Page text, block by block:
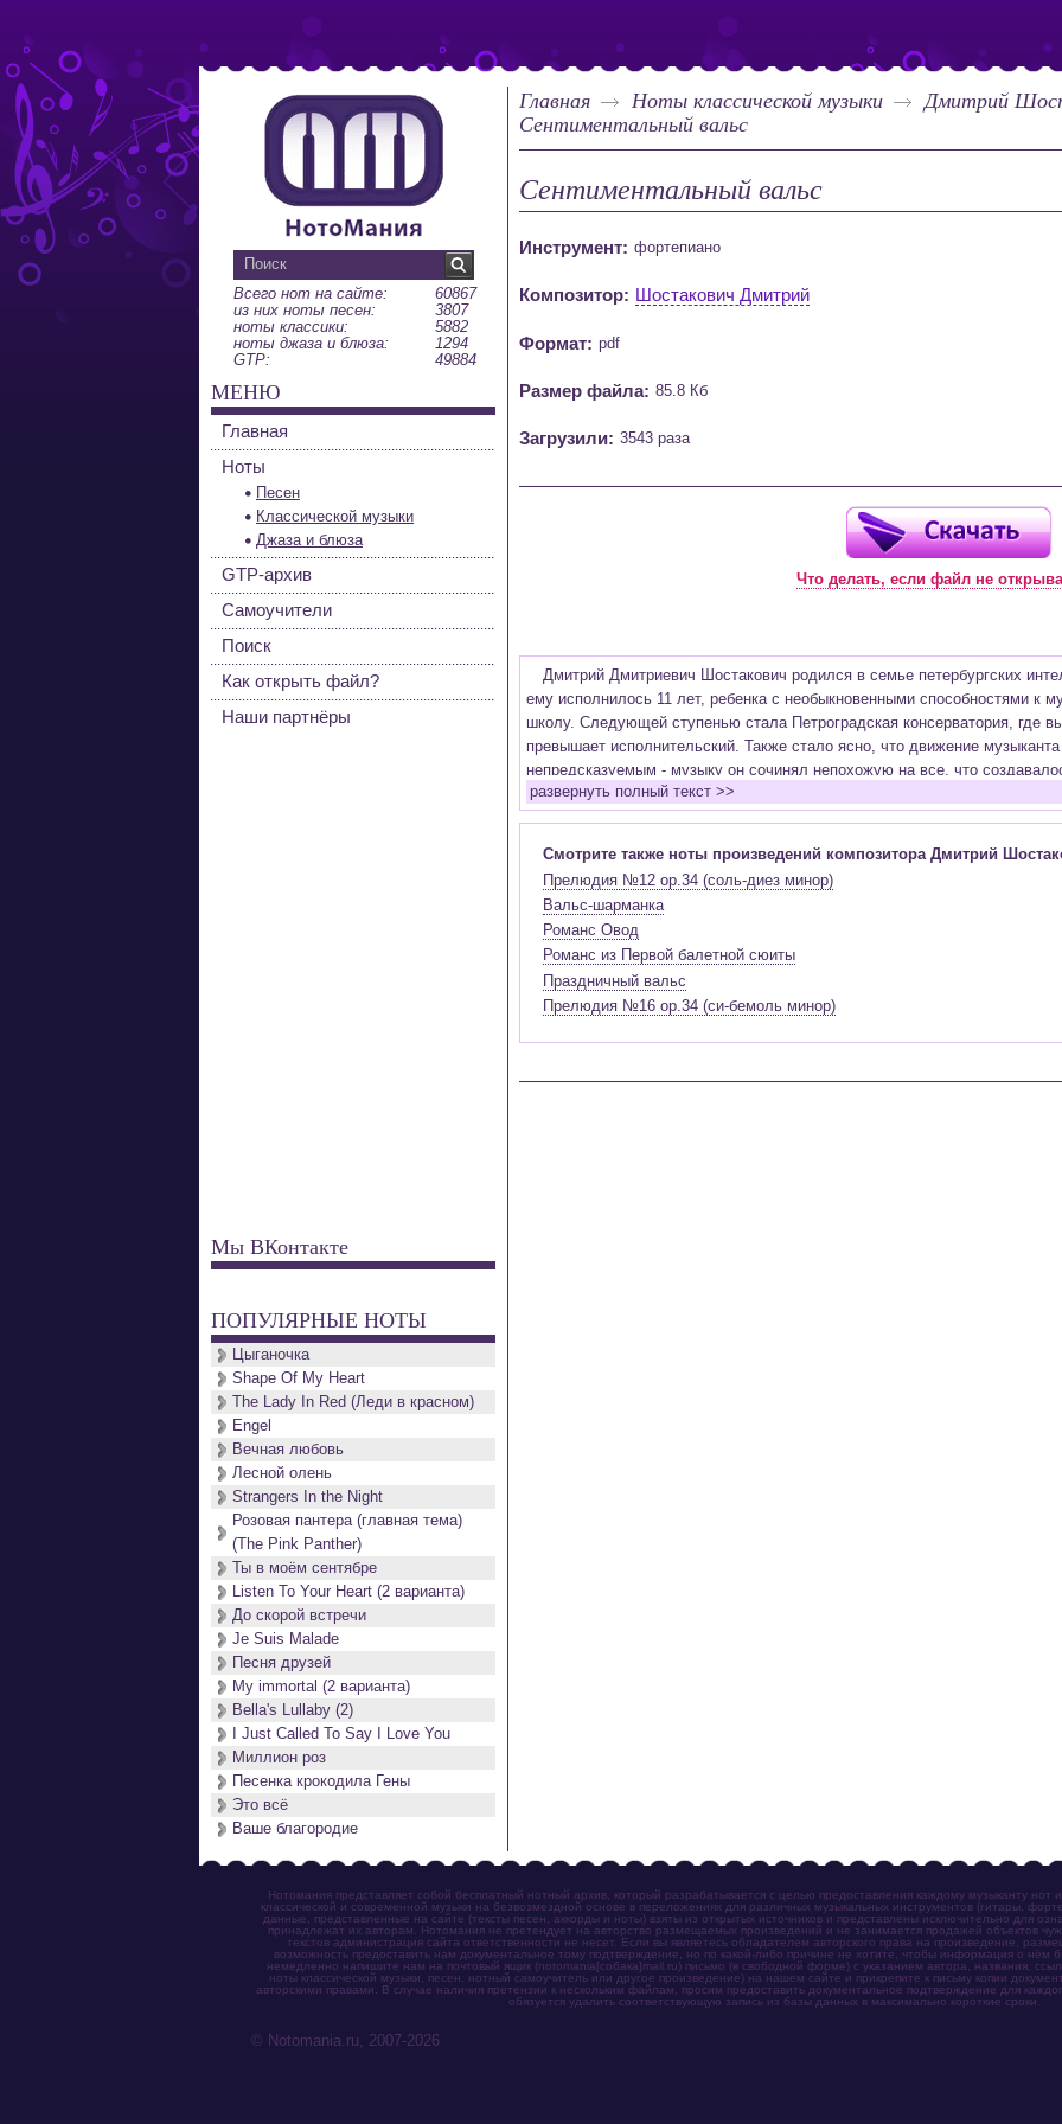
Главная Ноты классической музыки
Дмитрий
Сентиментальный вальс
Сентиментальный вальс
Инструмент: фортепиано
Композитор: Шостакович Дмитрий
Формат: pdf
Размер файла: 85.8 Кб
Загрузили: 3543 раза
Что делать, если файл не
Дмитрий Дмитриевич Шостакович родился в семье петербургских
ему исполнилось 11 лет, ребенка с необыкновенными способностями к
школу. Следующей ступенью стала Петроградская консерватория, где
превышает исполнительский. Также стало ясно, что движение
непредсказуемым - музыку он сочинял непохожую на все, что
традиционализм и модернизм, «большой стиль» и экспрессионизм.
Отношения Шостаковича с советской властью подтверждали
1948 году после статьи «Формализм в музыке» композитор оказался в
ни один советский оркестр.
Чтобы заработать денег, отец семейства (а Дмитрий Дмитриевич был
для кинофильмов. Кино выручало его не раз, в первый раз их пути
подрабатывал тапером в кинотеатре.
За всю жизнь Шостаковича дважды видели плачущим – один раз, когда
«приняли» в партию. Мировая слава композитора не могла больше
человек сильнее Гитлера» - так скажут о нем после премьеры.
развернуть полный текст >>
Смотрите также ноты произведений композитора Дмитрий
Прелюдия №12 op.34 (соль-диез минор)
Вальс-шарманка
Романс Овод
Романс из Первой балетной сюиты
Праздничный вальс
Прелюдия №16 op.34 (си-бемоль минор)
Всего нот на сайте:
60867
из них ноты песен:
3807
ноты классики:
5882
ноты джаза и блюза:
1294
GTP:
49884
МЕНЮ
Главная
Ноты
Песен
Классической музыки
Джаза и блюза
GTP-архив
Самоучители
Поиск
Как открыть файл?
Наши партнёры
Мы ВКонтакте
ПОПУЛЯРНЫЕ НОТЫ
Цыганочка
Shape Of My Heart
The Lady In Red (Леди в красном)
Engel
Вечная любовь
Лесной олень
Strangers In the Night
Розовая пантера (главная тема)
(The Pink Panther)
Ты в моём сентябре
Listen To Your Heart (2 варианта)
До скорой встречи
Je Suis Malade
Песня друзей
My immortal (2 варианта)
Bella's Lullaby (2)
I Just Called To Say I Love You
Миллион роз
Песенка крокодила Гены
Это всё
Ваше благородие
Нотомания представляет собой бесплатный нотный архив, который разрабатывается с целью предоставления каждому музыканту нот
классической и современной музыки на безвозмездной основе в переложениях для различных музыкальных инструментов (гитары,
данные, представленные на сайте (тексты песен, аккорды и ноты) взяты из открытых источников и представлены исключительно для
принадлежат их авторам. Нотомания не претендует на авторство размещаемых произведений и не занимается продажей объектов
текстов администрация сайта ответственности не несет. Если вы являетесь обладателем авторского права на произведение,
возможность предоставить нам документальное тому подтверждение, но по какой-либо причине не хотите, чтобы информация о нём
немедленно напишите нам на почтовый ящик (notomania[собака]mail.ru) письмо (в свободной форме) с указанием автора, названия,
ноты классической музыки, песен, нотный самоучитель или другое произведение) на нашем сайте и прикрепите к письму копии
авторскими правами. В случае наличия претензии к нескольким файлам, просим предоставить документальное подтверждение для
обязуется удалить соответствующую запись из базы данных в максимально короткие сроки.
© Notomania.ru, 2007-2026